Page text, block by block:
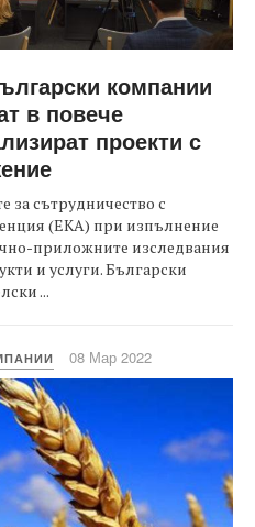
компании
в повече
проекти с
сътрудничество с
(ЕКА) при изпълнение
приложните изследвания
и услуги. Български
...
08 Мар 2022